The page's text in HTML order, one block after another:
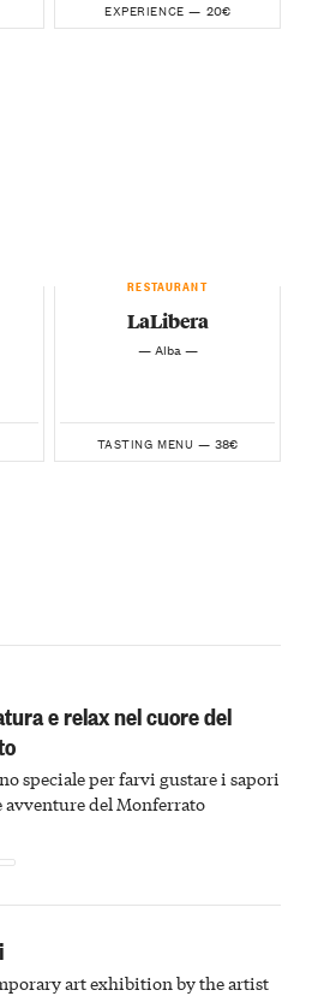
EXPERIENCE — 20€
RESTAURANT
LaLibera
— Alba —
TASTING MENU — 38€
e relax nel cuore del
speciale per farvi gustare i sapori
avventure del Monferrato
art exhibition by the artist